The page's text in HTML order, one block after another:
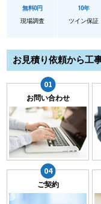
無料0円
現場調査
10年
ツイン保証
お見積り依頼から工
お問い合わせ
ご契約